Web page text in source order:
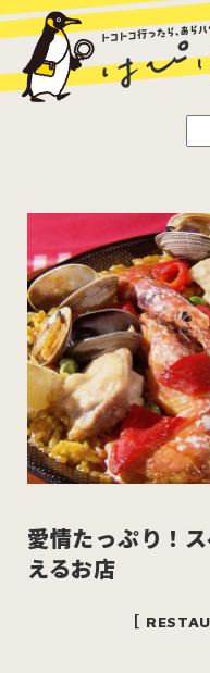
ラーメン
パスタ
スイーツ
愛情たっぷり！
えるお店
［